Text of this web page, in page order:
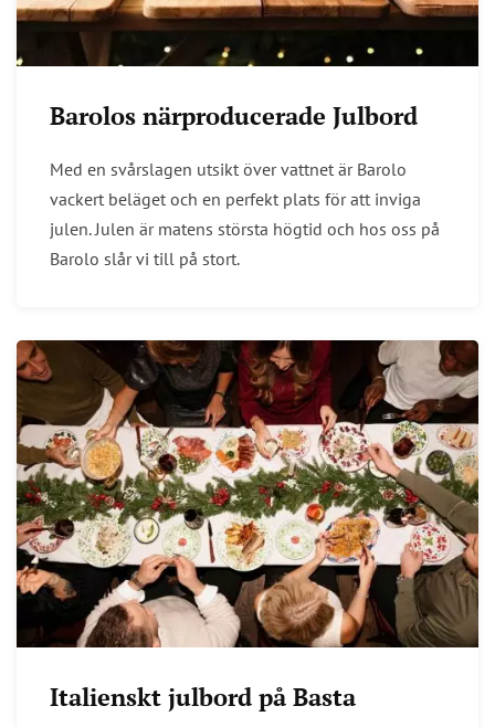
Barolos närproducerade Julbord
Med en svårslagen utsikt över vattnet är Barolo
vackert beläget och en perfekt plats för att inviga
julen. Julen är matens största högtid och hos oss på
Barolo slår vi till på stort.
Italienskt julbord på Basta